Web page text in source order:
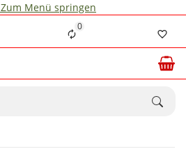
Zum Menü springen
0